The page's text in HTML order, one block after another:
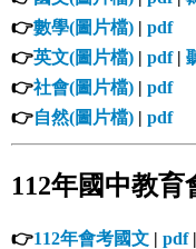
👉數學(圖片檔) | pdf
👉英文(圖片檔) | pdf|
👉社會(圖片檔) | pdf
👉自然(圖片檔) | pdf
112年國中教
👉112年會考國文 | pdf